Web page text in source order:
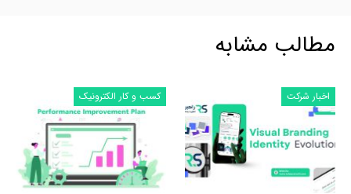
مطالب مشابه
اخبار شرکت کسب و کار الکترونیک